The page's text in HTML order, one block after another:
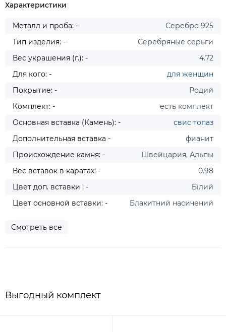
Характеристики
Металл и проба: -
Серебро 925
Тип изделия: -
Серебряные серьги
Вес украшения (г.): -
4.72
Для кого: -
для женщин
Покрытие: -
Родий
Комплект: -
есть комплект
Основная вставка (Камень): -
свис топаз
Дополнительная вставка -
фианит
Происхождение камня: -
Швейцария, Альпы
Вес вставок в каратах: -
0.98
Цвет доп. вставки : -
Білий
Цвет основной вставки: -
Блакитний насичений
Смотреть все
Выгодный комплект